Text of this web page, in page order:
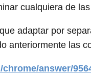
cualquiera de las
adaptar por
anteriormente las
answer/